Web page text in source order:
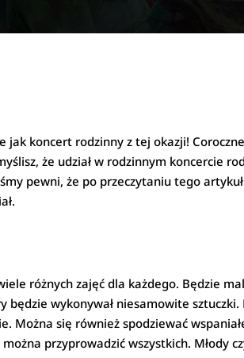
koncert rodzinny z tej okazji!
że udział w rodzinnym koncercie
pewni, że po przeczytaniu tego
różnych zajęć dla każdego. Będzie
wykonywał niesamowite
Można się również spodziewać
przyprowadzić wszystkich. Młody